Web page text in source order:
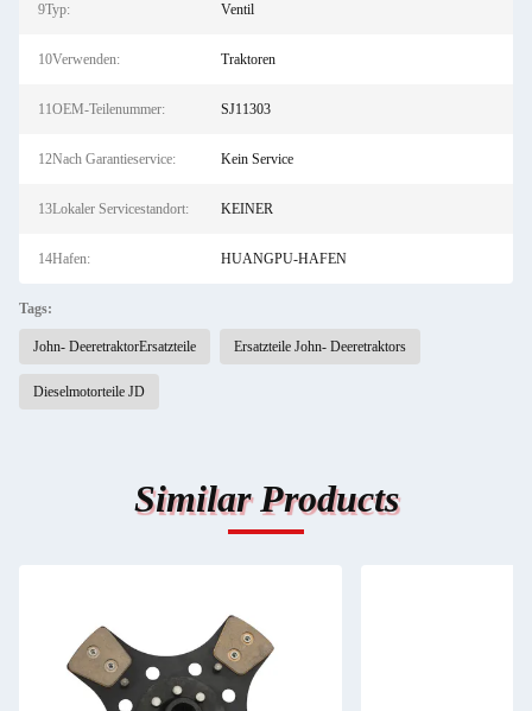
9Typ: Ventil
10Verwenden: Traktoren
11OEM-Teilenummer: SJ11303
12Nach Garantieservice: Kein Service
13Lokaler Servicestandort: KEINER
14Hafen: HUANGPU-HAFEN
Tags:
John- DeeretraktorErsatzteile Ersatzteile John- Deeretraktors
Dieselmotorteile JD
Similar Products